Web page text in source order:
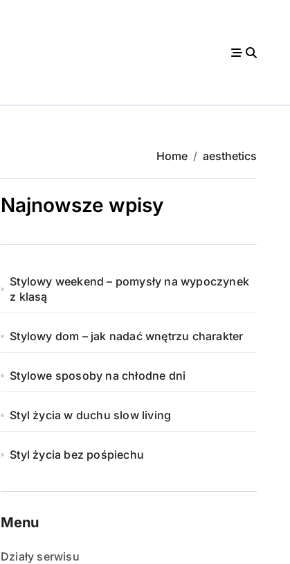
Home aesthetics
Najnowsze wpisy
Stylowy weekend – pomysły na wypoczynek
z klasą
Stylowy dom – jak nadać wnętrzu charakter
Stylowe sposoby na chłodne dni
Styl życia w duchu slow living
Styl życia bez pośpiechu
Menu
Działy serwisu